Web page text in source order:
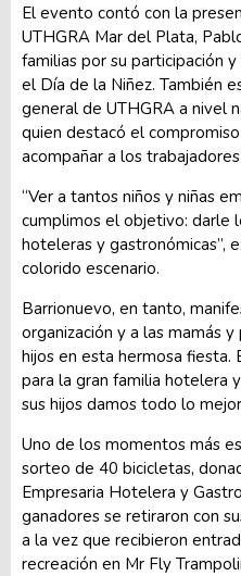
El evento contó con la
UTHGRA Mar del Plata,
familias por su participación
el Día de la Niñez. También
general de UTHGRA a nivel
quien destacó el
acompañar a los
“Ver a tantos niños y niñas
cumplimos el objetivo: darle
hoteleras y gastronómicas”,
colorido escenario.
Barrionuevo, en tanto,
organización y a las mamás
hijos en esta hermosa fiesta.
para la gran familia hotelera
sus hijos damos todo lo
Uno de los momentos más
sorteo de 40 bicicletas,
Empresaria Hotelera y
ganadores se retiraron con
a la vez que recibieron
recreación en Mr Fly